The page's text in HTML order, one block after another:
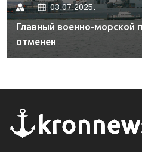
03.07.2025.
Главный военно-морской
отменен